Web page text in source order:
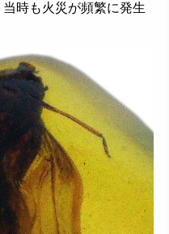
時も火災が頻繁に発生